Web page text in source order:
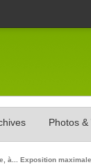
Photos &
à... Exposition